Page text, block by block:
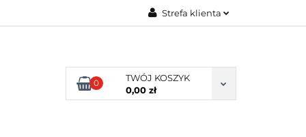
Strefa klienta
Zarejestruj się
Dodaj zgłoszenie
0
TWÓJ KOSZYK
0,00 zł
KLIENCI